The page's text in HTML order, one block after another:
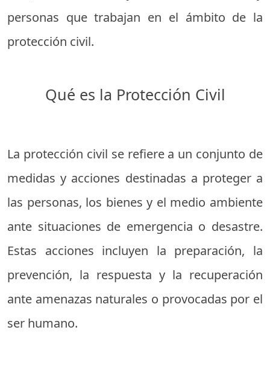
personas que trabajan en el ámbito de la
protección civil.
Qué es la Protección Civil
La protección civil se refiere a un conjunto de
medidas y acciones destinadas a proteger a
las personas, los bienes y el medio ambiente
ante situaciones de emergencia o desastre.
Estas acciones incluyen la preparación, la
prevención, la respuesta y la recuperación
ante amenazas naturales o provocadas por el
ser humano.